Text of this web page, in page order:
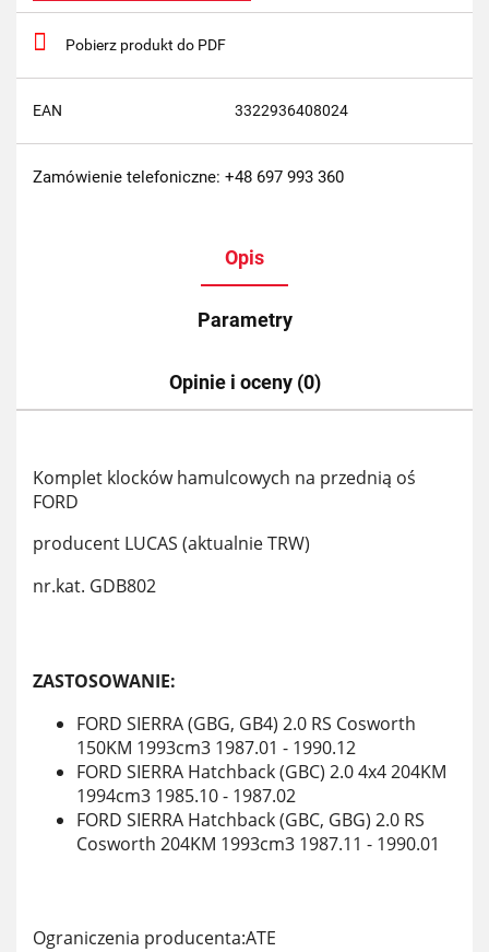
Pobierz produkt do PDF
EAN 3322936408024
Zamówienie telefoniczne: +48 697 993 360
Opis
Parametry
Opinie i oceny (0)
Komplet klocków hamulcowych na przednią oś
FORD
producent LUCAS (aktualnie TRW)
nr.kat. GDB802
ZASTOSOWANIE:
FORD SIERRA (GBG, GB4) 2.0 RS Cosworth
150KM 1993cm3 1987.01 - 1990.12
FORD SIERRA Hatchback (GBC) 2.0 4x4 204KM
1994cm3 1985.10 - 1987.02
FORD SIERRA Hatchback (GBC, GBG) 2.0 RS
Cosworth 204KM 1993cm3 1987.11 - 1990.01
Ograniczenia producenta:ATE